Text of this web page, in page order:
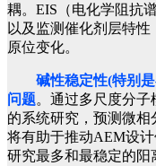
耦。EIS（电化学阻抗
以及监测催化剂层特
原位变化。
碱性稳定性(特别
问题。通过多尺度分
的系统研究，预测微相
将有助于推动AEM设
研究最多和最稳定的